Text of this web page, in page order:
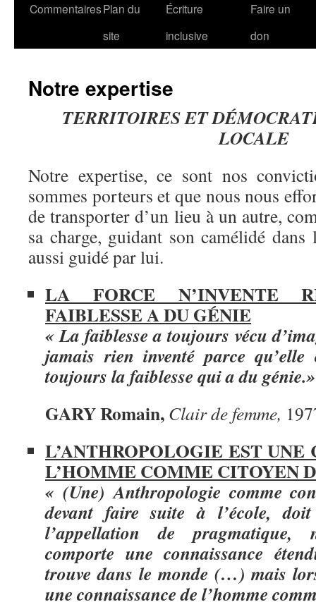
contenu
CommentairesPlan du
site
Écriture
inclusive
Faire un
don
Notre expertise
TERRITOIRES ET
LOCALE
Notre expertise, ce sont nos
sommes porteurs et que nous nous
de transporter d’un lieu à un autre,
sa charge, guidant son camélidé
aussi guidé par lui.
LA FORCE N’INVENTE
FAIBLESSE A DU GÉNIE
« La faiblesse a toujours vécu
jamais rien inventé parce qu’elle
toujours la faiblesse qui a du génie.»
GARY Romain, Clair de femme,
L’ANTHROPOLOGIE EST UNE
L’HOMME COMME CITOYEN
« (Une) Anthropologie comme
devant faire suite à l’école, doit
l’appellation de pragmatique,
comporte une connaissance
trouve dans le monde (…) mais
une connaissance de l’homme